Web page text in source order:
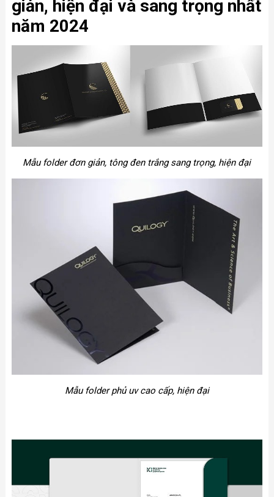
giản, hiện đại và sang trọng nhất
năm 2024
Mẫu folder đơn giản, tông đen trắng sang trọng, hiện đại
Mẫu folder phủ uv cao cấp, hiện đại